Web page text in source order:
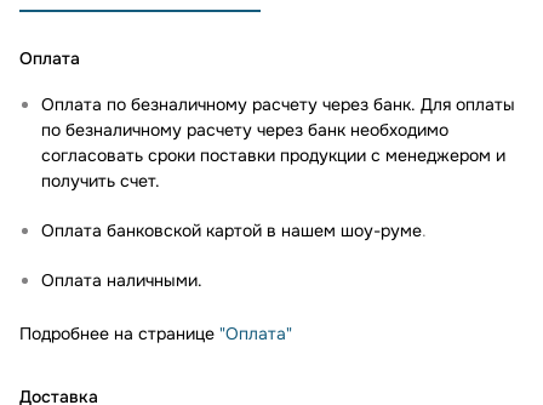
Оплата
Оплата по безналичному расчету через банк. Для оплаты
по безналичному расчету через банк необходимо
согласовать сроки поставки продукции с менеджером и
получить счет.
Оплата банковской картой в нашем шоу-руме.
Оплата наличными.
Подробнее на странице "Оплата"
Доставка